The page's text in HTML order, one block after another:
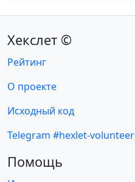
Хекслет ©
Рейтинг
О проекте
Исходный код
Telegram #hexlet-
Помощь